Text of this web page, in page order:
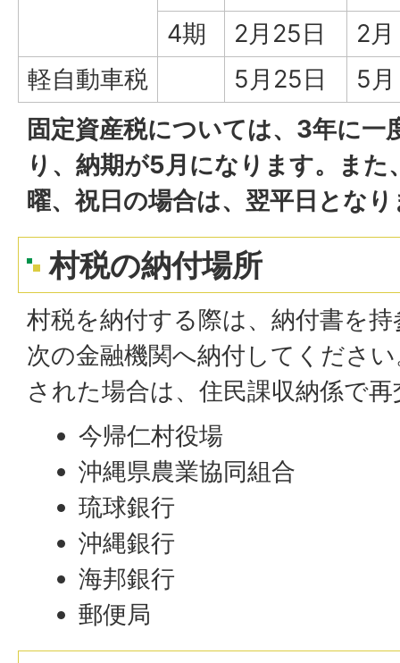
4期
2月25日
2月
軽自動車税
5月25日
5月
固定資産税については、3年に一
り、納期が5月になります。また
曜、祝日の場合は、翌平日とな
村税の納付場所
村税を納付する際は、納付書を
次の金融機関へ納付してくださ
された場合は、住民課収納係で
今帰仁村役場
沖縄県農業協同組合
琉球銀行
沖縄銀行
海邦銀行
郵便局